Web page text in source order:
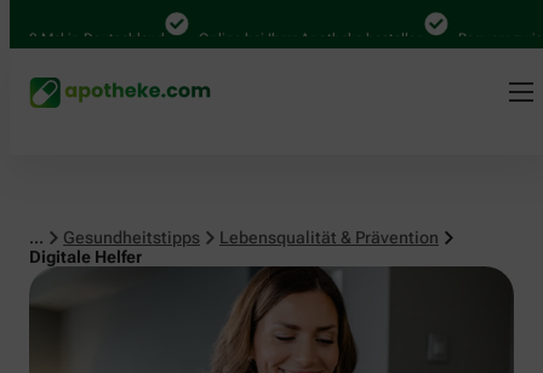
Mal in Deutschland Online bei Ihrer Apotheke bestellen Bequem
... Gesundheitstipps
Lebensqualität & Prävention
Digitale Helfer
Lebensqualität & Prävention